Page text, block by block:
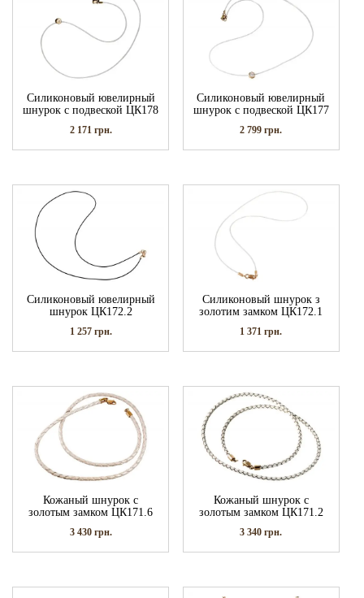
Силиконовый ювелирный
шнурок с подвеской ЦК178
2 171 грн.
Силиконовый ювелирный
шнурок с подвеской ЦК177
2 799грн.
Силиконовый ювелирный
шнурок ЦК172.2
1 257 грн.
Силиконовый шнурок з
золотим замком ЦК172.1
1 371грн.
Кожаный шнурок с
золотым замком ЦК171.6
3 430 грн.
Кожаный шнурок с
золотым замком ЦК171.2
3 340грн.